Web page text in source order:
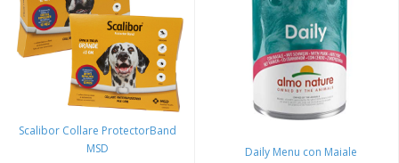
Scalibor Collare ProtectorBand
MSD
Daily Menu con Maiale